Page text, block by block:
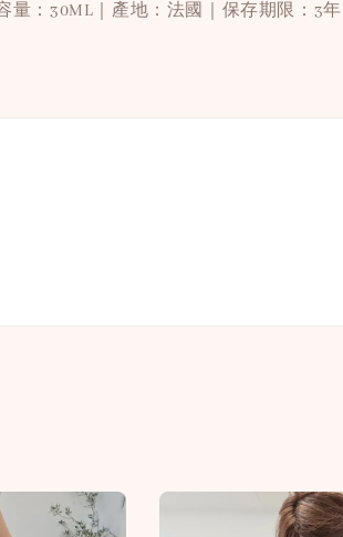
量：30ML｜產地：法國｜保存期限：3年